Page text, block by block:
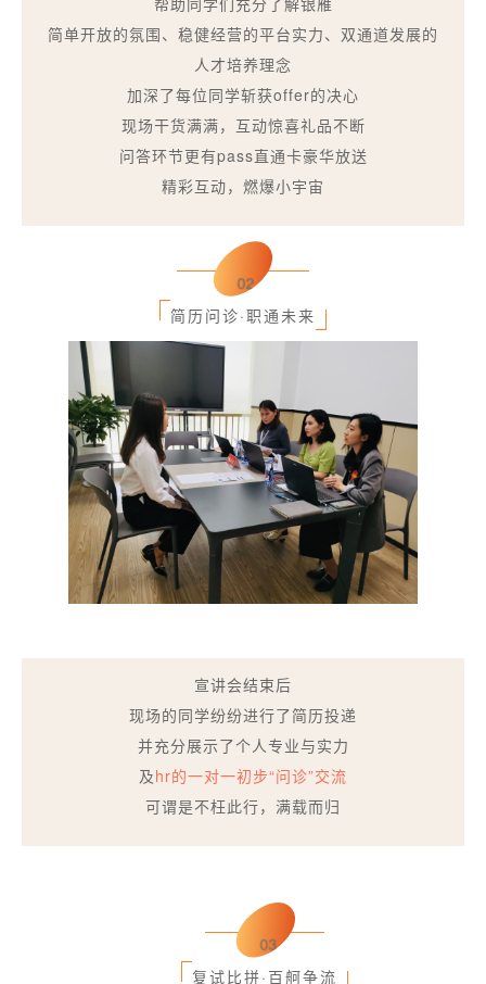
简单开放的氛围、稳健经营的平台实力、双通道发展的
人才培养理念
加深了每位同学斩获offer的决心
现场干货满满，互动惊喜礼品不断
问答环节更有pass直通卡豪华放送
精彩互动，燃爆小宇宙
02
简历问诊·职通未来
宣讲会结束后
现场的同学纷纷进行了简历投递
并充分展示了个人专业与实力
及hr的一对一初步“问诊”交流
可谓是不枉此行，满载而归
03
复试比拼·百舸争流